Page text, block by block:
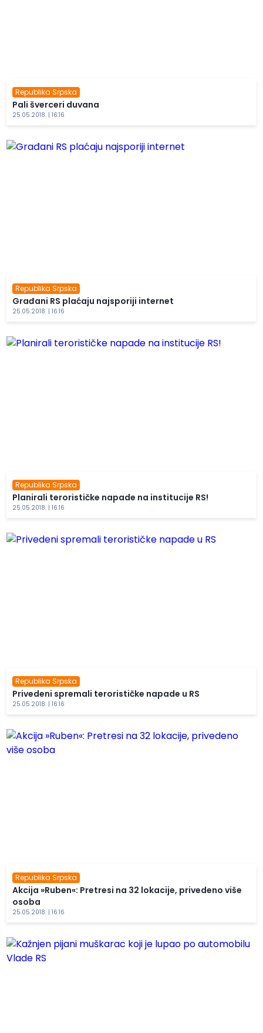
Republika Srpska
Pali šverceri duvana
25.05.2018. | 16:16
Republika Srpska
Građani RS plaćaju najsporiji internet
25.05.2018. | 16:16
Republika Srpska
Planirali terorističke napade na institucije RS!
25.05.2018. | 16:16
Republika Srpska
Privedeni spremali terorističke napade u RS
25.05.2018. | 16:16
Republika Srpska
Akcija »Ruben«: Pretresi na 32 lokacije, privedeno više
osoba
25.05.2018. | 16:16